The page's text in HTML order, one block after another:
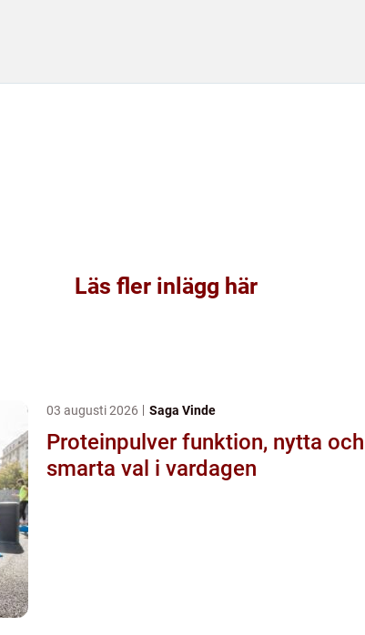
Läs fler inlägg här
03 augusti 2026 Saga Vinde
Proteinpulver funktion, nytta och
smarta val i vardagen